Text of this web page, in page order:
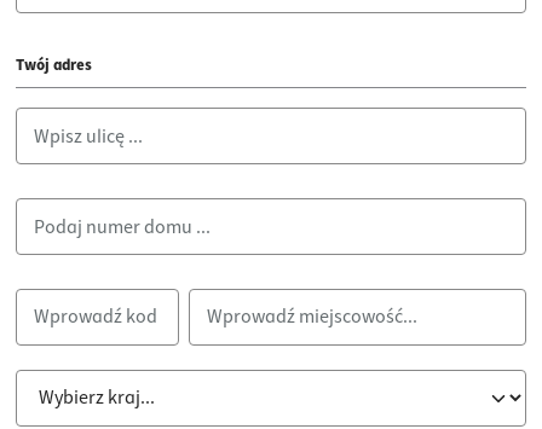
Twój adres
Ulica i numer domu*
Kod pocztowy* Miejscowość*